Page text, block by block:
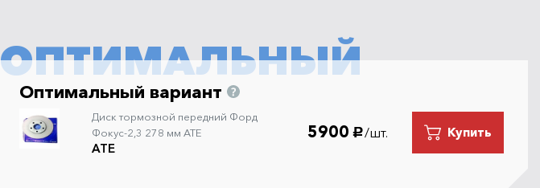
ОПТИМАЛЬНЫЙ
Оптимальный вариант
Диск тормозной передний Форд
Фокус-2,3 278 мм ATE
ATE
5900 руб./шт. Купить